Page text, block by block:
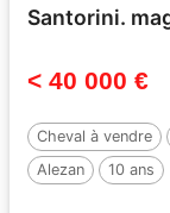
Santorini.
< 40 000 €
Cheval à vendre
Alezan
10 ans